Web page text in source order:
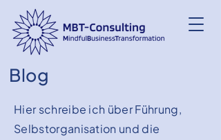
Blog
Hier schreibe ich über Führung,
Selbstorganisation und die